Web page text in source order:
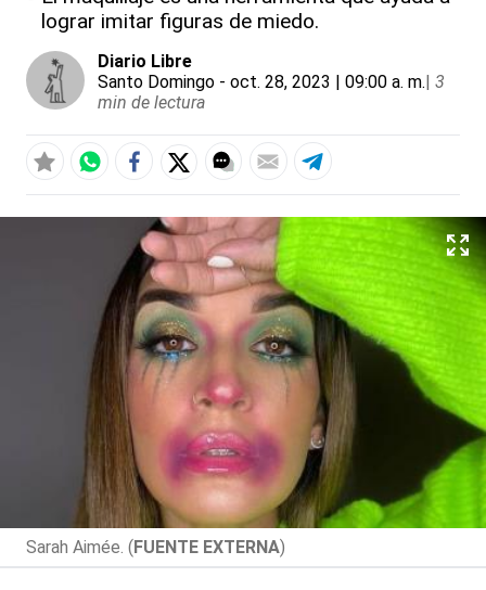
lograr imitar figuras de miedo.
Diario Libre
Santo Domingo - oct. 28, 2023 | 09:00 a. m.| 3
min de lectura
Sarah Aimée. (FUENTE EXTERNA)